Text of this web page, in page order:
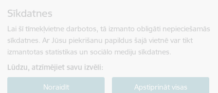
Sīkdatnes
Lai šī tīmekļvietne darbotos, tā izmanto obligāti nepieciešamās
sīkdatnes. Ar Jūsu piekrišanu papildus šajā vietnē var tikt
izmantotas statistikas un sociālo mediju sīkdatnes.
Lūdzu, atzīmējiet savu izvēli:
Noraidīt Apstiprināt visas